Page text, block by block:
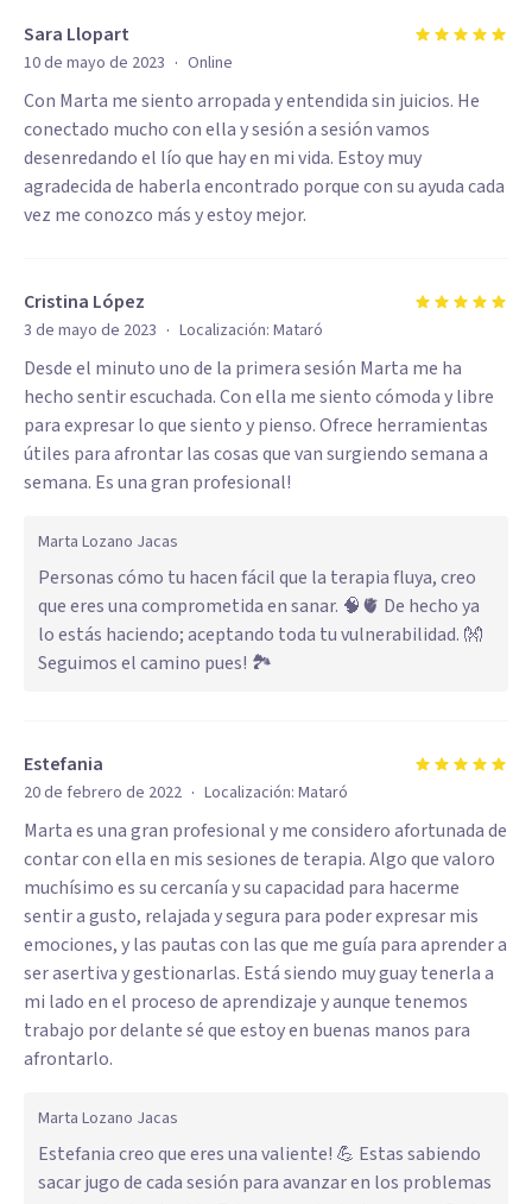
Sara Llopart
10 de mayo de 2023 · Online
Con Marta me siento arropada y entendida sin juicios. He
conectado mucho con ella y sesión a sesión vamos
desenredando el lío que hay en mi vida. Estoy muy
agradecida de haberla encontrado porque con su ayuda cada
vez me conozco más y estoy mejor.
Cristina López
3 de mayo de 2023 · Localización: Mataró
Desde el minuto uno de la primera sesión Marta me ha
hecho sentir escuchada. Con ella me siento cómoda y libre
para expresar lo que siento y pienso. Ofrece herramientas
útiles para afrontar las cosas que van surgiendo semana a
semana. Es una gran profesional!
Marta Lozano Jacas
Personas cómo tu hacen fácil que la terapia fluya, creo
que eres una comprometida en sanar. 🧠🫀 De hecho ya
lo estás haciendo; aceptando toda tu vulnerabilidad. 👐
Seguimos el camino pues! 🏞️
Estefania
20 de febrero de 2022 · Localización: Mataró
Marta es una gran profesional y me considero afortunada de
contar con ella en mis sesiones de terapia. Algo que valoro
muchísimo es su cercanía y su capacidad para hacerme
sentir a gusto, relajada y segura para poder expresar mis
emociones, y las pautas con las que me guía para aprender a
ser asertiva y gestionarlas. Está siendo muy guay tenerla a
mi lado en el proceso de aprendizaje y aunque tenemos
trabajo por delante sé que estoy en buenas manos para
afrontarlo.
Marta Lozano Jacas
Estefania creo que eres una valiente! 💪 Estas sabiendo
sacar jugo de cada sesión para avanzar en los problemas